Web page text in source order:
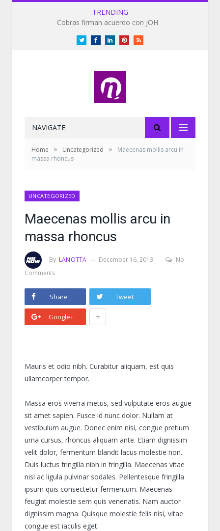
TRENDING
Cobras firman acuerdo con JOH
TwitterFacebookLinkedInPinterestRSS
NAVIGATE
Home » Uncategorized »
Maecenas mollis arcu in
massa rhoncus
UNCATEGORIZED
Maecenas mollis arcu in
massa rhoncus
By LANOTTA December 16, 2013
No
Comments
Share Tweet
Google+ +
Mauris et odio nibh. Curabitur aliquam, est quis
ullamcorper tempor.
Massa eros viverra metus, sed vulputate eros augue
sit amet sapien. Fusce id nunc dolor. Nullam at
vestibulum augue. Donec enim nisi, congue pretium
urna cursus, rhoncus aliquam ante. Etiam dignissim
velit dolor, fermentum blandit lacus molestie non.
Duis luctus fringilla nibh in fringilla. Maecenas vitae
nisl ac ligula pulvinar sodales. Pellentesque fringilla
ipsum quis consectetur fermentum. Maecenas
feugiat molestie sem quis venenatis. Nam auctor
dignissim magna. Quisque molestie felis nisi, vitae
congue est iaculis eget.